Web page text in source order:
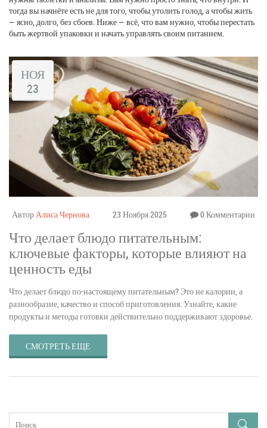
тогда вы начнёте есть не для того, чтобы утолить голод, а чтобы жить
— ясно, долго, без сбоев. Ниже — всё, что вам нужно, чтобы перестать
быть жертвой упаковки и начать управлять своим питанием.
НОЯ
23
АвторАлиса Чернова 23 Ноября 2025 0 Комментарии
Что делает блюдо питательным:
ключевые факторы, которые влияют на
ценность еды
Что делает блюдо по-настоящему питательным? Это не калории, а
разнообразие, качество и способ приготовления. Узнайте, какие
продукты и методы готовки действительно поддерживают здоровье.
СМОТРЕТЬ ЕЩЕ